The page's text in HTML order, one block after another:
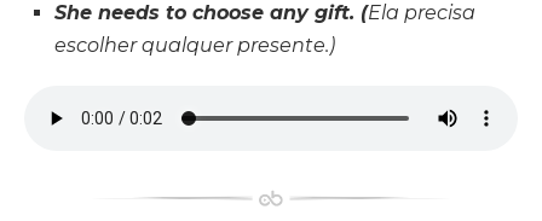
She needs to choose any gift. (Ela precisa
escolher qualquer presente.)